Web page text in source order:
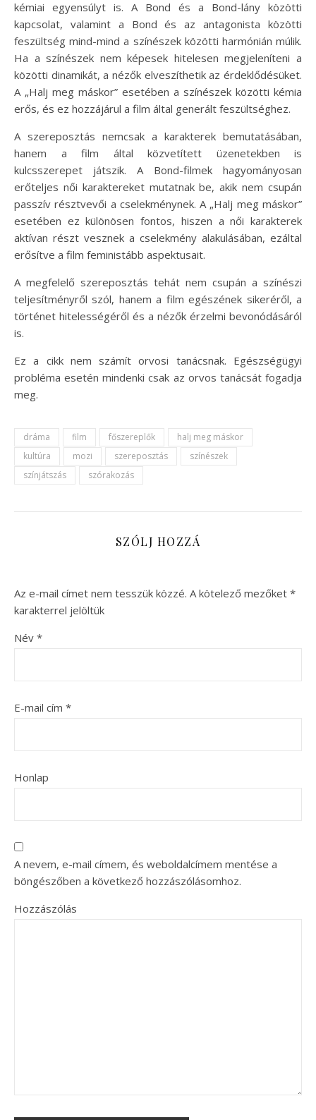
kémiai egyensúlyt is. A Bond és a Bond-lány közötti
kapcsolat, valamint a Bond és az antagonista közötti
feszültség mind-mind a színészek közötti harmónián múlik.
Ha a színészek nem képesek hitelesen megjeleníteni a
közötti dinamikát, a nézők elveszíthetik az érdeklődésüket.
A „Halj meg máskor” esetében a színészek közötti kémia
erős, és ez hozzájárul a film által generált feszültséghez.
A szereposztás nemcsak a karakterek bemutatásában,
hanem a film által közvetített üzenetekben is
kulcsszerepet játszik. A Bond-filmek hagyományosan
erőteljes női karaktereket mutatnak be, akik nem csupán
passzív résztvevői a cselekménynek. A „Halj meg máskor”
esetében ez különösen fontos, hiszen a női karakterek
aktívan részt vesznek a cselekmény alakulásában, ezáltal
erősítve a film feministább aspektusait.
A megfelelő szereposztás tehát nem csupán a színészi
teljesítményről szól, hanem a film egészének sikeréről, a
történet hitelességéről és a nézők érzelmi bevonódásáról
is.
Ez a cikk nem számít orvosi tanácsnak. Egészségügyi
probléma esetén mindenki csak az orvos tanácsát fogadja
meg.
dráma film főszereplők
halj meg máskor
kultúra
mozi szereposztás
színészek
színjátszás
szórakozás
SZÓLJ HOZZÁ
Az e-mail címet nem tesszük közzé. A kötelező mezőket *
karakterrel jelöltük
Név *
E-mail cím *
Honlap
A nevem, e-mail címem, és weboldalcímem mentése a
böngészőben a következő hozzászólásomhoz.
Hozzászólás